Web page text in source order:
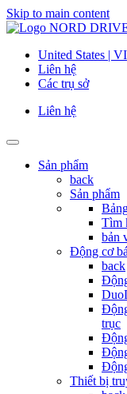
Skip to main content
United States | VI
Liên hệ
Các trụ sở
Liên hệ
Sản phẩm
back
Sản phẩm
Tìm
bản
Động cơ
back
trục
Thiết bị